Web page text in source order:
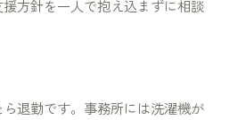
方針を一人で抱え込まずに相談
退勤です。事務所には洗濯機が